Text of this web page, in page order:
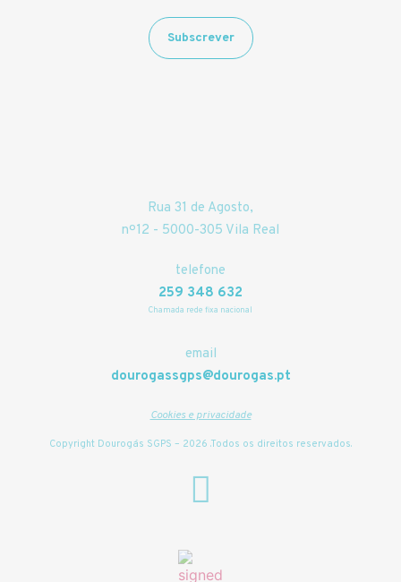
Subscrever
Rua 31 de Agosto,
nº12 - 5000-305 Vila Real
telefone
259 348 632
Chamada rede fixa nacional
email
dourogassgps@dourogas.pt
Cookies e privacidade
Copyright Dourogás SGPS – 2026 .Todos os direitos reservados.